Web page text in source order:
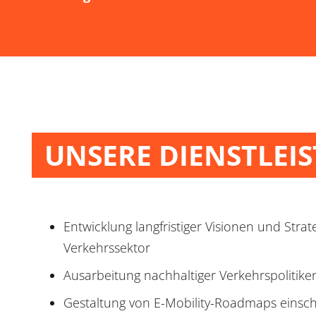
UNSERE
Entwicklung langfristiger Visionen und
Verkehrssektor
Ausarbeitung nachhaltiger
Gestaltung von E-Mobility-Roadmaps